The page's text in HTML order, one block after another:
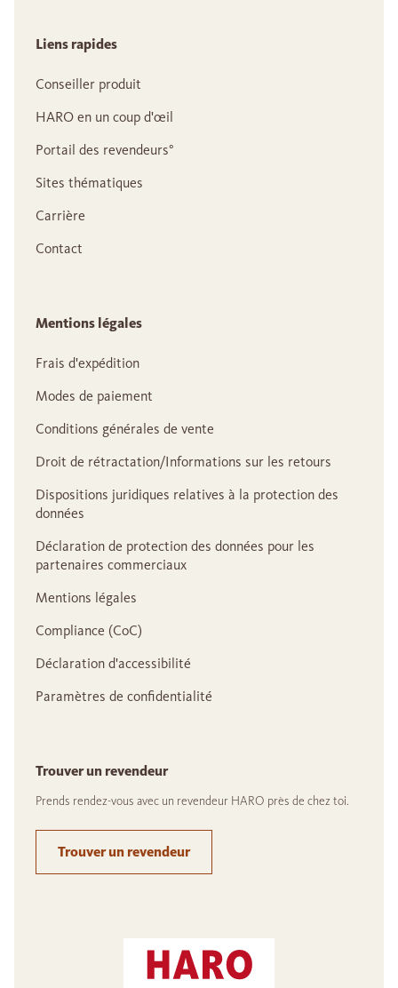
Liens rapides
Conseiller produit
HARO en un coup d'œil
Portail des revendeurs°
Sites thématiques
Carrière
Contact
Mentions légales
Frais d'expédition
Modes de paiement
Conditions générales de vente
Droit de rétractation/Informations sur les retours
Dispositions juridiques relatives à la protection des
données
Déclaration de protection des données pour les
partenaires commerciaux
Mentions légales
Compliance (CoC)
Déclaration d'accessibilité
Paramètres de confidentialité
Trouver un revendeur
Prends rendez-vous avec un revendeur HARO près de chez toi.
Trouver un revendeur